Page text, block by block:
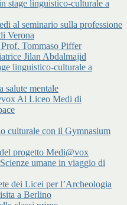
stage linguistico-culturale a
al seminario sulla professione
Verona
Tommaso Piffer
Jilan Abdalmajid
linguistico-culturale a
salute mentale
Al Liceo Medi di
culturale con il Gymnasium
progetto Medi@vox
umane in viaggio di
dei Licei per l’Archeologia
a Berlino